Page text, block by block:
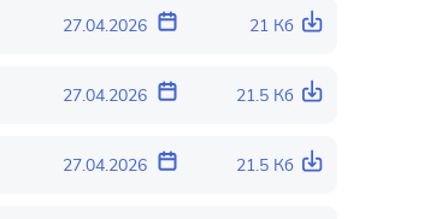
27.04.2026 21 Кб
27.04.2026 21.5 Кб
27.04.2026 21.5 Кб